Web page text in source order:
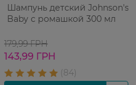
Шампунь детский Johnson's
Baby с ромашкой 300 мл
179,99 ГРН
143,99 ГРН